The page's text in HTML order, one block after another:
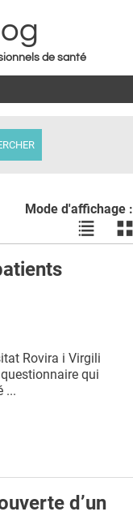
de santé
Mode d'affichage :
Voir
les
les
Rovira i Virgili
qui
...
d’un